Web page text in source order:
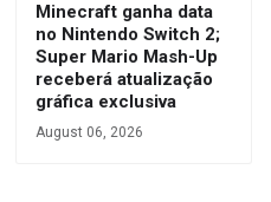
Minecraft ganha data
no Nintendo Switch 2;
Super Mario Mash-Up
receberá atualização
gráfica exclusiva
August 06, 2026